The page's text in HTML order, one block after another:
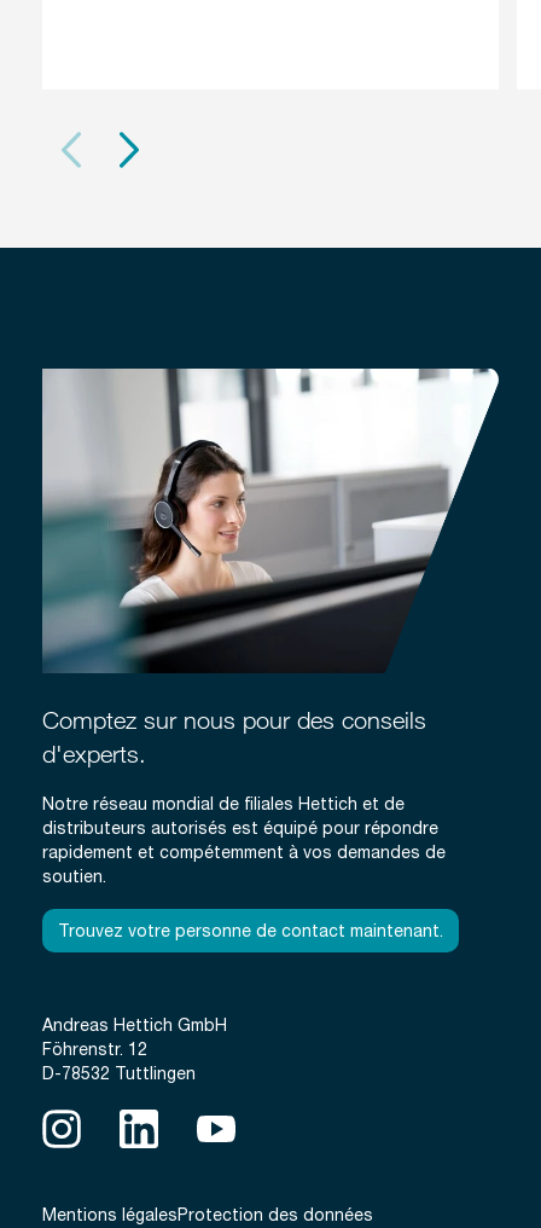
Comptez sur nous pour des conseils
d'experts.
Notre réseau mondial de filiales Hettich et de
distributeurs autorisés est équipé pour répondre
rapidement et compétemment à vos demandes de
soutien.
Trouvez votre personne de contact maintenant.
Andreas Hettich GmbH
Föhrenstr. 12
D-78532 Tuttlingen
Mentions légalesProtection des données